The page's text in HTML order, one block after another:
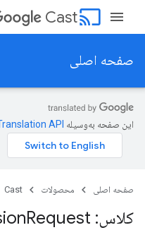
cast
Cast
صفحه اصلی
این صفحه به‌وسیله
صفحه اصلی محصولات Cast
کلاس: Session Request